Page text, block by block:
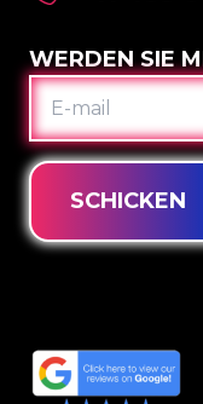
WERDEN SIE
E-
MAIL
SCHICKEN